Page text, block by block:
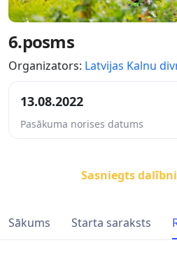
6.posms
Organizators: Latvijas Kalnu
13.08.2022
Pasākuma norises datums
Sasniegts
Sākums Starta saraksts